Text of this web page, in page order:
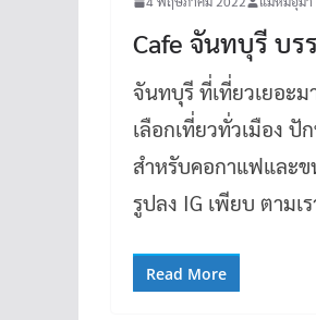
Cafe จันทบุรี บร
จันทบุรี ที่เที่ยวเยอะม
เลือกเที่ยวทั่วเมือง ปั
สำหรับคอกาแฟและข
รูปลง IG เพียบ ตามเ
Read More